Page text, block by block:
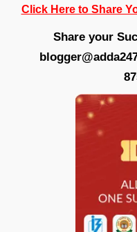
Click Here to Share
Share your